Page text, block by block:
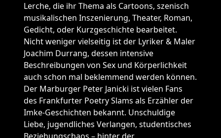
Lerche, die ihr Thema als Cartoons, szenisch
musikalischen Inszenierung, Theater, Roman,
Gedicht, oder Kurzgeschichte bearbeitet.
Nicht weniger vielseitig ist der Lyriker & Maler
Joachim Durrang, dessen intensive
Beschreibungen von Sex und Körperlichkeit
auch schon mal beklemmend werden können.
Der Marburger Peter Janicki ist vielen Fans
des Frankfurter Poetry Slams als Erzähler der
Imke-Geschichten bekannt. Unschuldige
Liebe, jugendliches Verlangen, studentisches